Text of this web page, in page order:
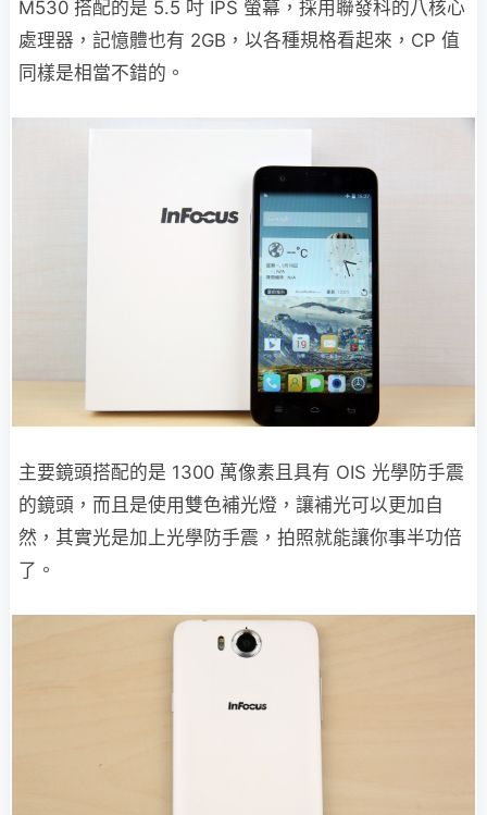
M530 搭配的是 5.5 吋 IPS 螢幕，採用聯發科的八核心
處理器，記憶體也有 2GB，以各種規格看起來，CP 值
同樣是相當不錯的。
主要鏡頭搭配的是 1300 萬像素且具有 OIS 光學防手震
的鏡頭，而且是使用雙色補光燈，讓補光可以更加自
然，其實光是加上光學防手震，拍照就能讓你事半功倍
了。